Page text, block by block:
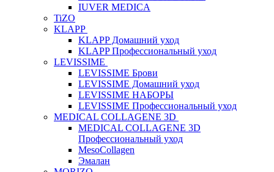
IUVER MEDICA
TiZO
KLAPP
KLAPP Домашний уход
KLAPP Профессиональный уход
LEVISSIME
LEVISSIME Брови
LEVISSIME Домашний уход
LEVISSIME НАБОРЫ
LEVISSIME Профессиональный уход
MEDICAL COLLAGENE 3D
MEDICAL COLLAGENE 3D
Профессиональный уход
MesoCollagen
Эмалан